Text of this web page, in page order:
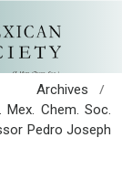
Archives /
Chem. Soc.
Pedro Joseph